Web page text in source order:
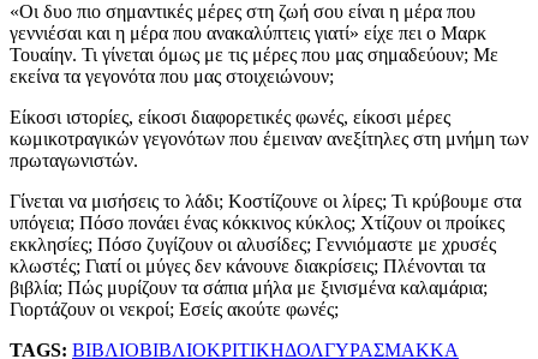
«Οι δυο πιο σημαντικές μέρες στη ζωή σου είναι η μέρα που
γεννιέσαι και η μέρα που ανακαλύπτεις γιατί» είχε πει ο Μαρκ
Τουαίην. Τι γίνεται όμως με τις μέρες που μας σημαδεύουν; Με
εκείνα τα γεγονότα που μας στοιχειώνουν;
Είκοσι ιστορίες, είκοσι διαφορετικές φωνές, είκοσι μέρες
κωμικοτραγικών γεγονότων που έμειναν ανεξίτηλες στη μνήμη των
πρωταγωνιστών.
Γίνεται να μισήσεις το λάδι; Κοστίζουνε οι λίρες; Τι κρύβουμε στα
υπόγεια; Πόσο πονάει ένας κόκκινος κύκλος; Χτίζουν οι προίκες
εκκλησίες; Πόσο ζυγίζουν οι αλυσίδες; Γεννιόμαστε με χρυσές
κλωστές; Γιατί οι μύγες δεν κάνουνε διακρίσεις; Πλένονται τα
βιβλία; Πώς μυρίζουν τα σάπια μήλα με ξινισμένα καλαμάρια;
Γιορτάζουν οι νεκροί; Εσείς ακούτε φωνές;
TAGS: ΒΙΒΛΙΟΒΙΒΛΙΟΚΡΙΤΙΚΗΔΟΛΓΥΡΑΣΜΑΚΚΑ